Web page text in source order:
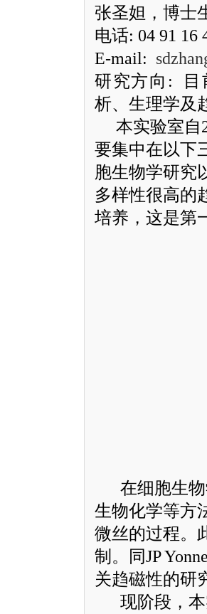
张圣妲，博士
电话: 04 91 16
E-mail:
研究方向 :
析、生理学及
本实验室自
要集中在以下
胞生物学研究
多样性很高的
培养，这是第
在细胞生物
生物化学等方
微丝的过程。
制。同JP
关趋磁性的研
现阶段，